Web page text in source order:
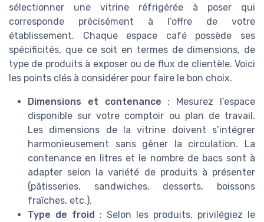
sélectionner une vitrine réfrigérée à poser qui
corresponde précisément à l’offre de votre
établissement. Chaque espace café possède ses
spécificités, que ce soit en termes de dimensions, de
type de produits à exposer ou de flux de clientèle. Voici
les points clés à considérer pour faire le bon choix.
Dimensions et contenance : Mesurez l’espace
disponible sur votre comptoir ou plan de travail.
Les dimensions de la vitrine doivent s’intégrer
harmonieusement sans gêner la circulation. La
contenance en litres et le nombre de bacs sont à
adapter selon la variété de produits à présenter
(pâtisseries, sandwiches, desserts, boissons
fraîches, etc.).
Type de froid
: Selon les produits, privilégiez le